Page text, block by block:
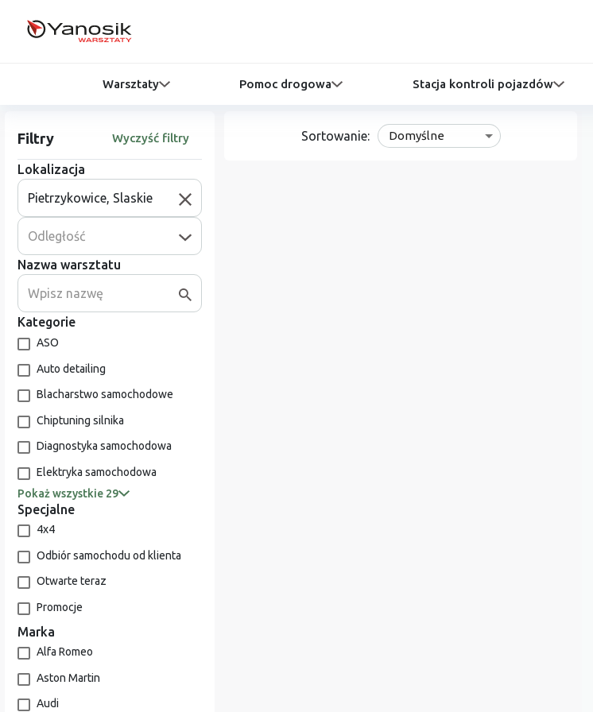
Warsztaty Pomoc drogowa Stacja kontroli pojazdów
Filtry Wyczyść filtry
Lokalizacja
Odległość
Nazwa warsztatu
Kategorie
ASO
Auto detailing
Blacharstwo samochodowe
Chiptuning silnika
Diagnostyka samochodowa
Elektryka samochodowa
Pokaż wszystkie 29
Specjalne
4x4
Odbiór samochodu od klienta
Otwarte teraz
Promocje
Marka
Alfa Romeo
Aston Martin
Audi
Sortowanie: Domyślne